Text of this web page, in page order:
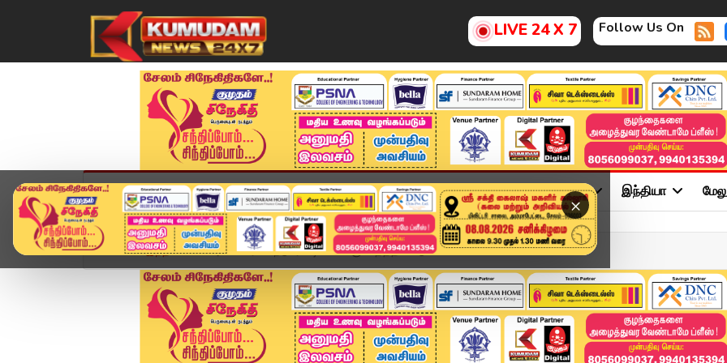
LIVE 24 X 7 Follow Us On
×
முகப்பு விளையாட்டு அண்மை தமிழ்நாடு சினிமா அரசியல் விளையாட்டு இந்தியா
Home இந்தியா அமைச்சரிடம் நடுரோட்டில் வாக்குவாதத்தில் ஈடுபட்ட...